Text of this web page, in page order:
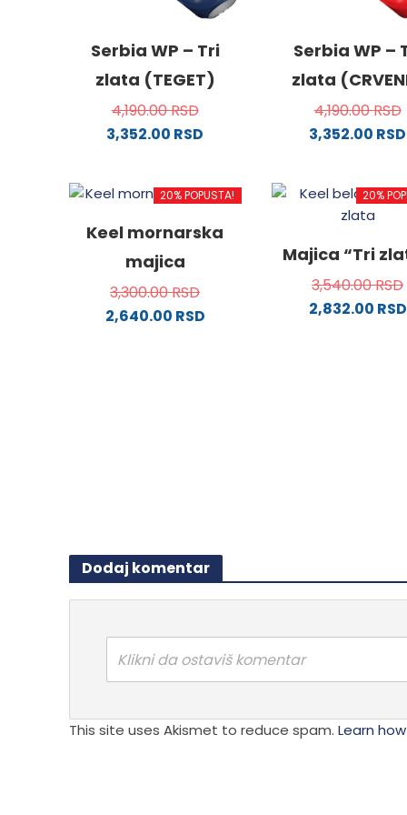
Serbia WP – Tri
zlata (TEGET)
4,190.00RSD
3,352.00 RSD
ima
varijanti.
Opcije
mogu
biti
Serbia WP –
zlata
4,190.00RSD
3,352.00 RSD
ima
više
varijanti.
Opcije
mogu
biti
20% POPUSTA!
Keel mornarska
majica
3,300.00RSD
2,640.00 RSD
stranici
proizvoda.
20%
Majica “Tri
3,540.00RSD
2,832.00 RSD
Dodaj komentar
Klikni da ostaviš komentar
This site uses Akismet to reduce spam. Learn